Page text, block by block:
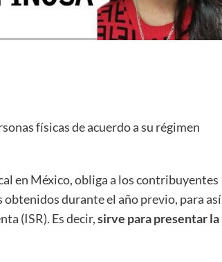
físicas de acuerdo a su régimen
en México, obliga a los contribuyentes
durante el año previo, para así
(ISR). Es decir,sirve para presentar la